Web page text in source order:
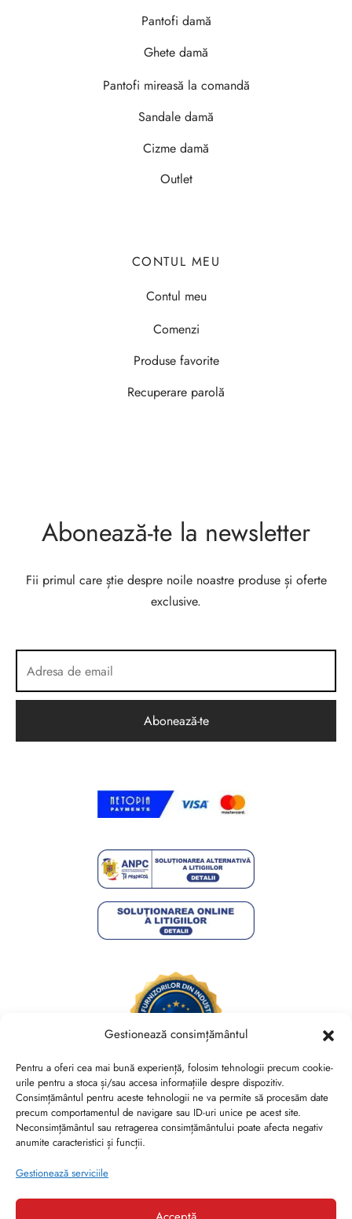
Gestionează consimțământul
Pentru a oferi cea mai bună experiență, folosim tehnologii precum cookie-
urile pentru a stoca și/sau accesa informațiile despre dispozitiv.
Consimțământul pentru aceste tehnologii ne va permite să procesăm date
precum comportamentul de navigare sau ID-uri unice pe acest site.
Neconsimțământul sau retragerea consimțământului poate afecta negativ
anumite caracteristici și funcții.
Gestionează serviciile
Pantofi damă
Ghete damă
Pantofi mireasă la comandă
Sandale damă
Cizme damă
Outlet
CONTUL MEU
Contul meu
Comenzi
Produse favorite
Recuperare parolă
Abonează-te la newsletter
Fii primul care știe despre noile noastre produse și oferte
exclusive.
Brides Shoes By Veronesse S.R.L.
RO44730767, J40/13882/2021, Cod CAEN 1520
Str. Nicolae Canea, Nr. 53, Sector 2, Bucuresti